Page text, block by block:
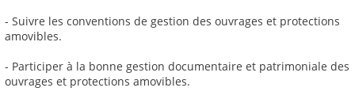
- Suivre les conventions de gestion des ouvrages et protections
amovibles.
- Participer à la bonne gestion documentaire et patrimoniale des
ouvrages et protections amovibles.